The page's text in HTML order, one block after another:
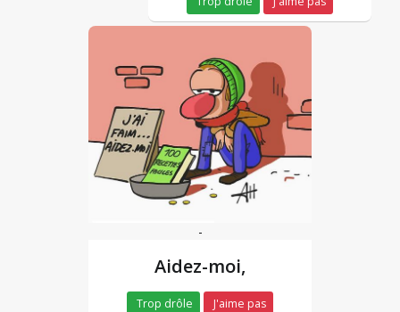
-
Aidez-moi,
Trop drôle J'aime pas